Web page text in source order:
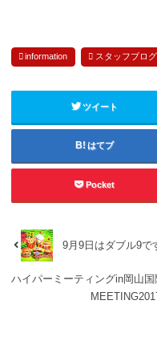
information スタッフブログ
ツイート
はてブ
Pocket
9月9日はダブル9で
ハイパーミーティングin岡山